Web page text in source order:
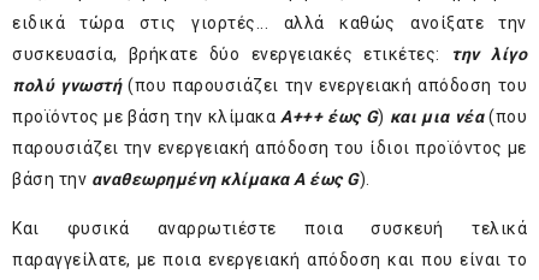
ειδικά τώρα στις γιορτές... αλλά καθώς ανοίξατε την
συσκευασία, βρήκατε δύο ενεργειακές ετικέτες:
την λίγο
πολύ γνωστή (που παρουσιάζει την ενεργειακή απόδοση του
προϊόντος με βάση την κλίμακαΑ+++ έως G) και μια νέα(που
παρουσιάζει την ενεργειακή απόδοση του ίδιοι προϊόντος με
βάση την αναθεωρημένη κλίμακα Α έωςG).
Και φυσικά αναρρωτιέστε ποια συσκευή τελικά
παραγγείλατε, με ποια ενεργειακή απόδοση και που είναι το